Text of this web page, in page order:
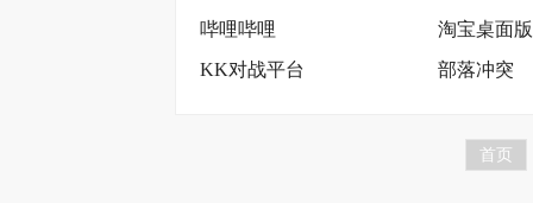
哔哩哔哩
淘宝桌面版
KK对战平台
部落冲突
首页